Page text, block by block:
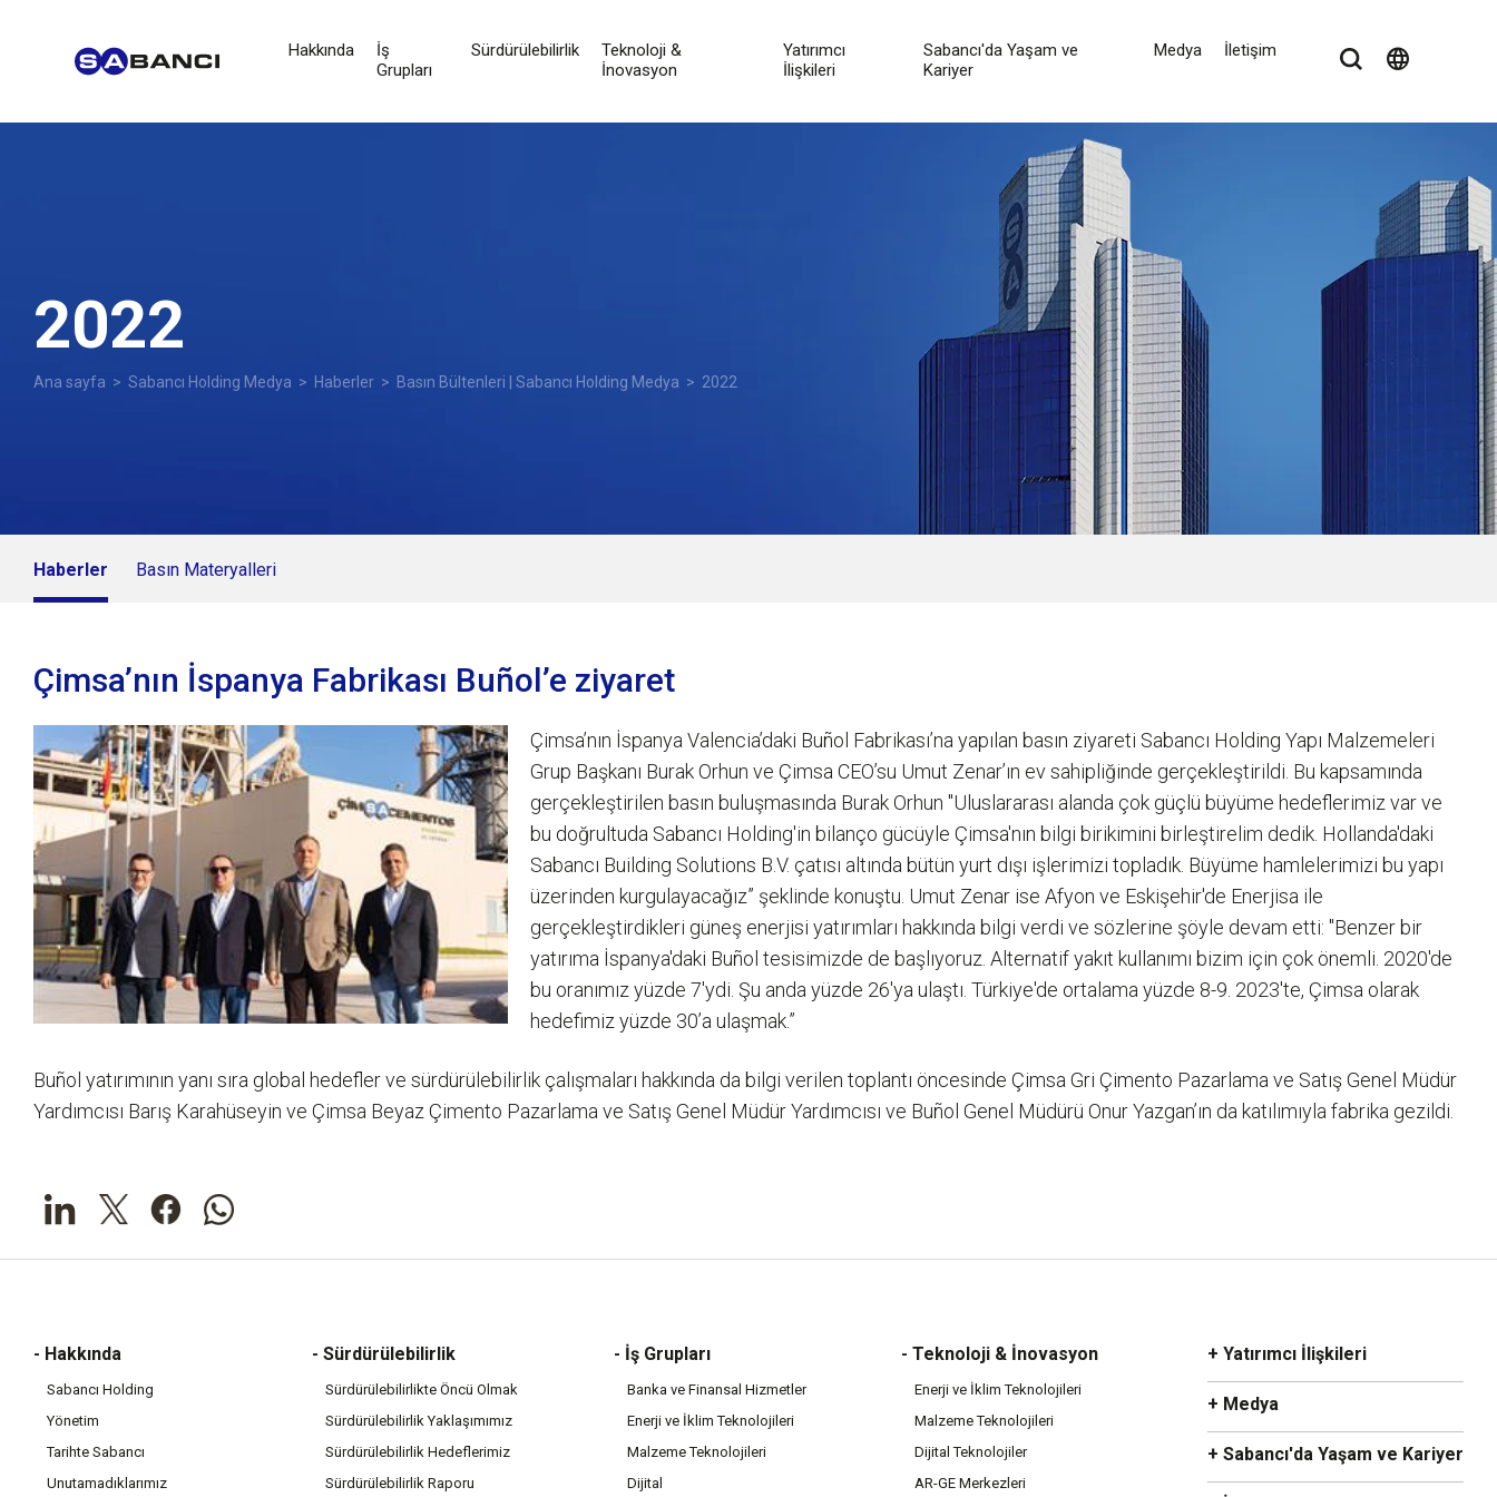
Hakkında
İş
Grupları
Sürdürülebilirlik
Teknoloji &
İnovasyon
Yatırımcı
İlişkileri
Sabancı'da Yaşam ve
Kariyer
Medya İletişim language
2022
Ana sayfa > Sabancı Holding Medya > Haberler > Basın Bültenleri | Sabancı Holding Medya > 2022
Haberler Basın Materyalleri
Çimsa’nın İspanya Fabrikası Buñol’e ziyaret
Çimsa’nın İspanya Valencia’daki Buñol Fabrikası’na yapılan basın ziyareti Sabancı Holding Yapı Malzemeleri
Grup Başkanı Burak Orhun ve Çimsa CEO’su Umut Zenar’ın ev sahipliğinde gerçekleştirildi. Bu kapsamında
gerçekleştirilen basın buluşmasında Burak Orhun "Uluslararası alanda çok güçlü büyüme hedeflerimiz var ve
bu doğrultuda Sabancı Holding'in bilanço gücüyle Çimsa'nın bilgi birikimini birleştirelim dedik. Hollanda'daki
Sabancı Building Solutions B.V. çatısı altında bütün yurt dışı işlerimizi topladık. Büyüme hamlelerimizi bu yapı
üzerinden kurgulayacağız” şeklinde konuştu. Umut Zenar ise Afyon ve Eskişehir'de Enerjisa ile
gerçekleştirdikleri güneş enerjisi yatırımları hakkında bilgi verdi ve sözlerine şöyle devam etti: "Benzer bir
yatırıma İspanya'daki Buñol tesisimizde de başlıyoruz. Alternatif yakıt kullanımı bizim için çok önemli. 2020'de
bu oranımız yüzde 7'ydi. Şu anda yüzde 26'ya ulaştı. Türkiye'de ortalama yüzde 8-9. 2023'te, Çimsa olarak
hedefimiz yüzde 30’a ulaşmak.”
Buñol yatırımının yanı sıra global hedefler ve sürdürülebilirlik çalışmaları hakkında da bilgi verilen toplantı öncesinde Çimsa Gri Çimento Pazarlama ve Satış Genel Müdür
Yardımcısı Barış Karahüseyin ve Çimsa Beyaz Çimento Pazarlama ve Satış Genel Müdür Yardımcısı ve Buñol Genel Müdürü Onur Yazgan’ın da katılımıyla fabrika gezildi.
- Hakkında
Sabancı Holding
Yönetim
Tarihte Sabancı
Unutamadıklarımız
- Sürdürülebilirlik
Sürdürülebilirlikte Öncü Olmak
Sürdürülebilirlik Yaklaşımımız
Sürdürülebilirlik Hedeflerimiz
Sürdürülebilirlik Raporu
- İş Grupları
Banka ve Finansal Hizmetler
Enerji ve İklim Teknolojileri
Malzeme Teknolojileri
Dijital
- Teknoloji & İnovasyon
Enerji ve İklim Teknolojileri
Malzeme Teknolojileri
Dijital Teknolojiler
AR-GE Merkezleri
+ Yatırımcı İlişkileri
+ Medya
+ Sabancı'da Yaşam ve Kariyer